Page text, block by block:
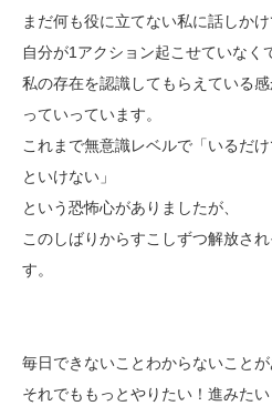
まだ何も役に立てない私に話しかけ
自分が1アクション起こせていなく
私の存在を認識してもらえている
っていっています。
これまで無意識レベルで「いるだ
といけない」
という恐怖心がありましたが、
このしばりからすこしずつ解放さ
す。
毎日できないことわからないこと
それでももっとやりたい！進みた